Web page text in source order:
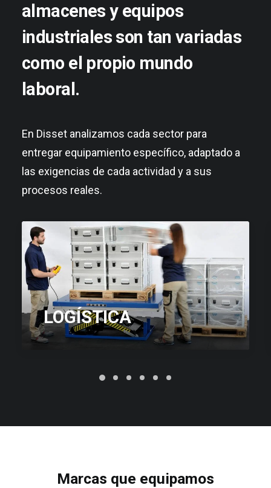
almacenes y equipos
industriales son tan variadas
como el propio mundo
laboral.
En Disset analizamos cada sector para
entregar equipamiento específico, adaptado a
las exigencias de cada actividad y a sus
procesos reales.
LOGÍSTICA
Marcas que equipamos